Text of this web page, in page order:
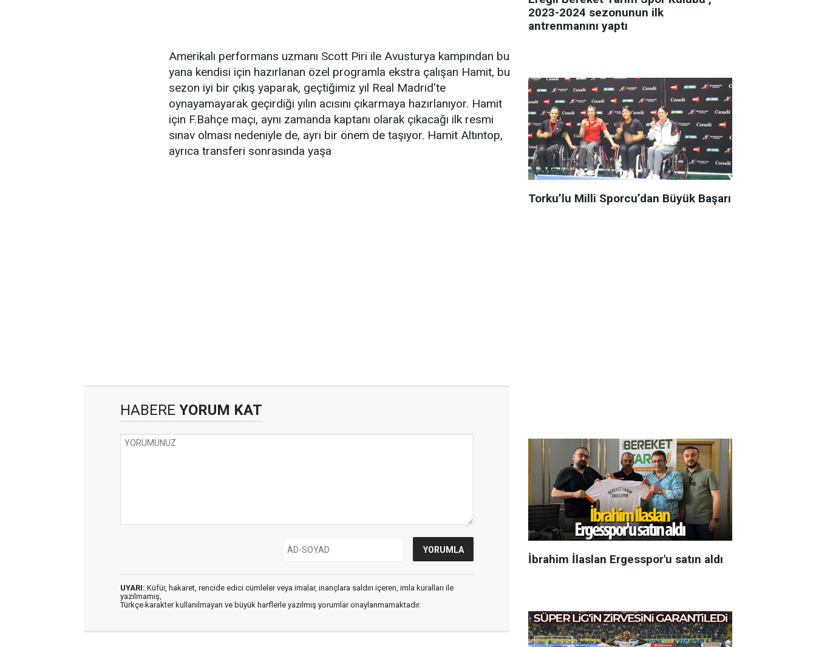
Amerikalı performans uzmanı Scott Piri ile Avusturya kampından bu
yana kendisi için hazırlanan özel programla ekstra çalışan Hamit, bu
sezon iyi bir çıkış yaparak, geçtiğimiz yıl Real Madrid'te
oynayamayarak geçirdiği yılın acısını çıkarmaya hazırlanıyor. Hamit
için F.Bahçe maçı, aynı zamanda kaptanı olarak çıkacağı ilk resmi
sınav olması nedeniyle de, ayrı bir önem de taşıyor. Hamit Altıntop,
ayrıca transferi sonrasında yaşa
HABERE YORUM KAT
UYARI: Küfür, hakaret, rencide edici cümleler veya imalar, inançlara saldırı içeren, imla kuralları ile
yazılmamış,
Türkçe karakter kullanılmayan ve büyük harflerle yazılmış yorumlar onaylanmamaktadır.
2023-2024 sezonunun ilk
antrenmanını yaptı
Torku’lu Milli Sporcu’dan Büyük Başarı
İbrahim İlaslan Ergesspor'u satın aldı